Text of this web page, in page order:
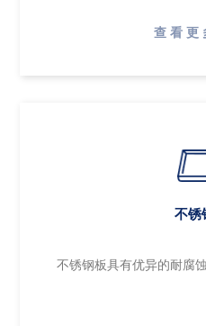
查看更
不锈
不锈钢板具有优异的耐腐